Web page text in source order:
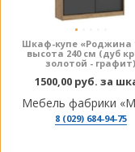
Шкаф-купе «Роджина
высота 240 см (дуб
золотой - графит)
1500,00 руб. за
Мебель фабрики
8 (029) 684-94-75